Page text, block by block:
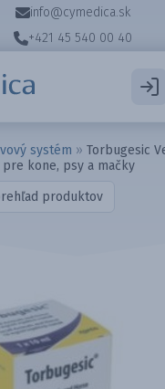
info@cymedica.sk
+421 45 540 00 40
systém » Torbugesic
kone, psy a mačky
produktov